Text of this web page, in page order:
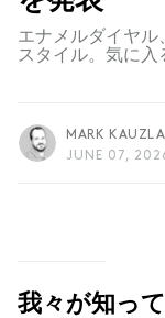
エナメルダイヤル
スタイル。気に入
MARK
JUNE 07,
我々が知っ